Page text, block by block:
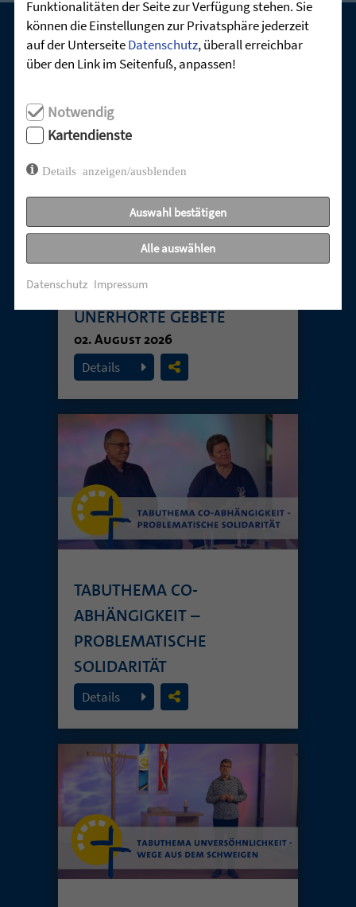
UNSERE AKTUELLEN GOTTESDIENSTE:
TABUTHEMA
ENTTÄUSCHUNG –
UNERHÖRTE GEBETE
02. August 2026
Details
TABUTHEMA CO-
ABHÄNGIGKEIT –
PROBLEMATISCHE
SOLIDARITÄT
26. Juli 2026
Details
Funktionalitäten der Seite zur Verfügung stehen. Sie
können die Einstellungen zur Privatsphäre jederzeit
auf der UnterseiteDatenschutz, überall erreichbar
über den Link im Seitenfuß, anpassen!
Notwendig
Kartendienste
Details anzeigen/ausblenden
Auswahl bestätigen
Alle auswählen
Datenschutz Impressum